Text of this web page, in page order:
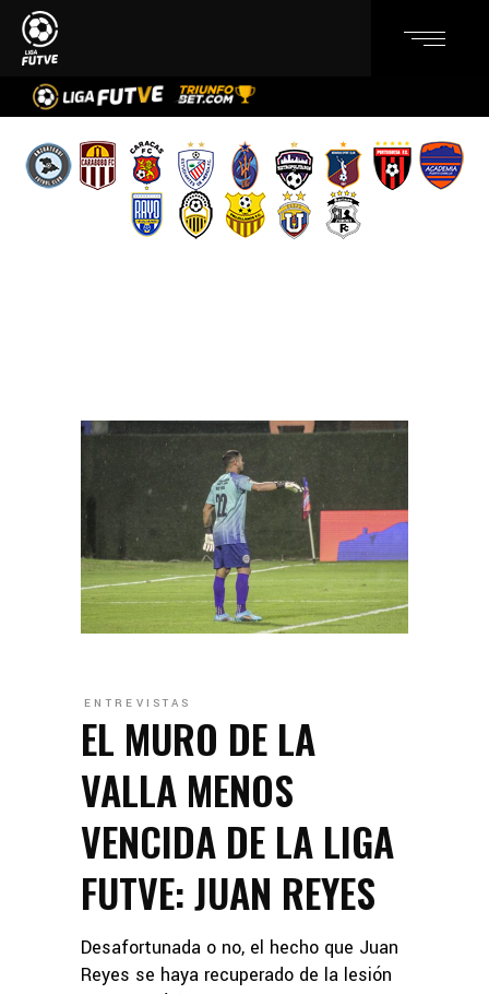
ENTREVISTAS
EL MURO DE LA
VALLA MENOS
VENCIDA DE LA LIGA
FUTVE: JUAN REYES
Desafortunada o no, el hecho que Juan
Reyes se haya recuperado de la lesión